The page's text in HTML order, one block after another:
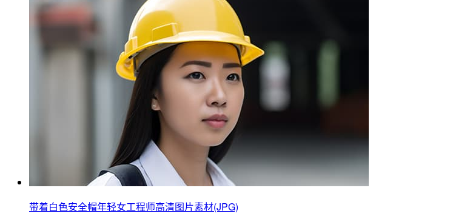
带着白色安全帽年轻女工程师高清图片素材(JPG)